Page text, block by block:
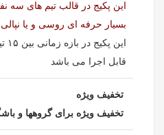
این پکیج در قالب تیم های سه
بسیار حرفه ای روسی و یا
قابل اجرا می باشد
تخفیف ویژه
تخفیف ویژه برای گروهها و